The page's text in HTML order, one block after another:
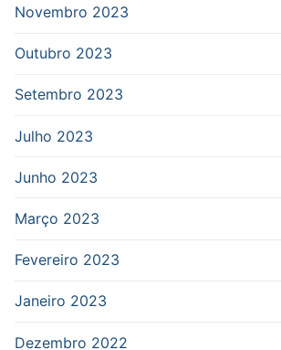
Novembro 2023
Outubro 2023
Setembro 2023
Julho 2023
Junho 2023
Março 2023
Fevereiro 2023
Janeiro 2023
Dezembro 2022